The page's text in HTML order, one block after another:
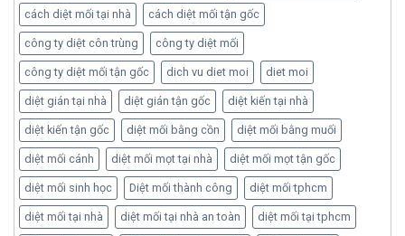
cách diệt mối tại nhà cách diệt mối tận gốc
công ty diệt côn trùng công ty diệt mối
công ty diệt mối tận gốc dich vu diet moi diet moi
diệt gián tại nhà diệt gián tận gốc diệt kiến tại nhà
diệt kiến tận gốc diệt mối bằng cồn diệt mối bằng muối
diệt mối cánh diệt mối mọt tại nhà diệt mối mọt tận gốc
diệt mối sinh học Diệt mối thành công diệt mối tphcm
diệt mối tại nhà diệt mối tại nhà an toàn diệt mối tại tphcm